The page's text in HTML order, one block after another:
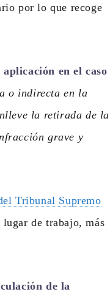
por lo que recoge
en el caso
o indirecta en la
la retirada de la
grave y
Tribunal Supremo
de trabajo, más
de la